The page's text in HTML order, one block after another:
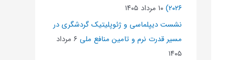
۲۰۲۶) ۱۰ مرداد ۱۴۰۵
نشست دیپلماسی و ژئو‌پلیتیک گردشگری در
مسیر قدرت نرم و تامین منافع ملی
۶ مرداد
۱۴۰۵